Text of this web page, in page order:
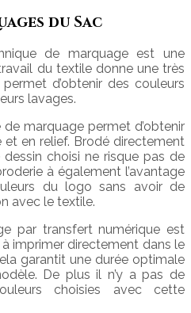
du Sac
de marquage est une
du textile donne une très
d’obtenir des couleurs
lavages.
marquage permet d’obtenir
en relief. Brodé directement
choisi ne risque pas de
à également l’avantage
du logo sans avoir de
avec le textile.
par transfert numérique est
imprimer directement dans le
garantit une durée optimale
De plus il n’y a pas de
choisies avec cette